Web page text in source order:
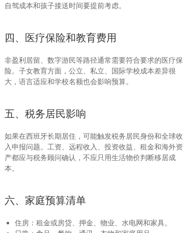
自驾成本和孩子接送时间要提前考虑。
四、医疗保险和教育费用
非盈利居留、数字游民等路径通常需要符合要求的医疗保
险。子女教育方面，公立、私立、国际学校成本差异很
大，语言适应和学校名额也会影响预算。
五、税务居民影响
如果在西班牙长期居住，可能触发税务居民身份和全球收
入申报问题。工资、远程收入、投资收益、租金和海外资
产都应与税务顾问确认，不应只用生活物价判断移居成
本。
六、家庭预算清单
住房：租金或房贷、押金、物业、水电网和家具。